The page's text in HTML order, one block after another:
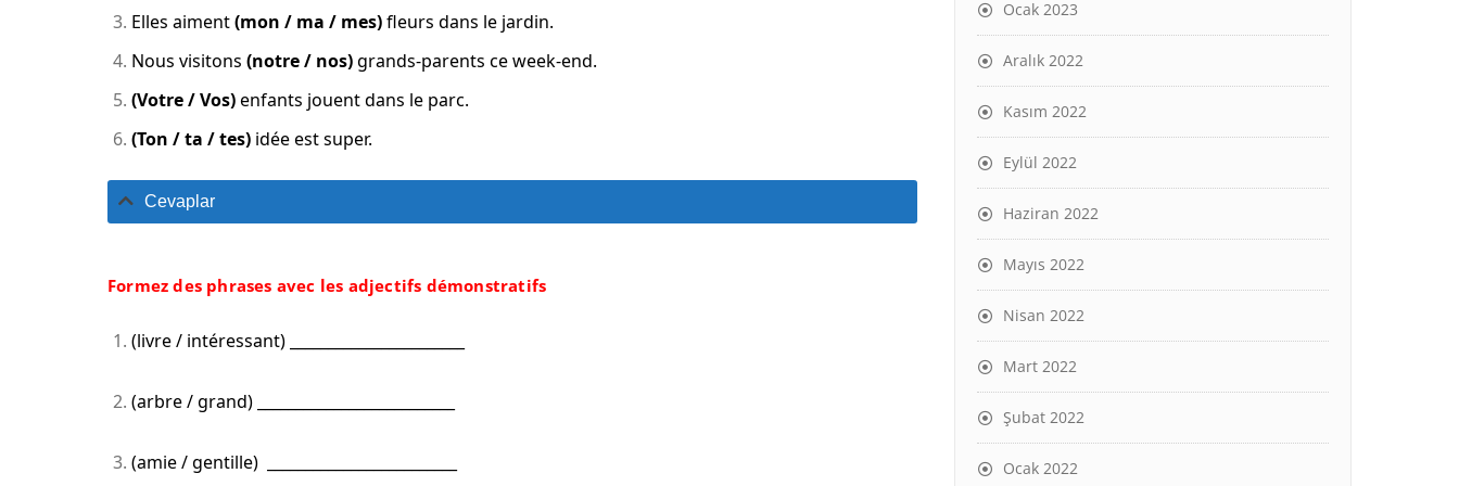
Elles aiment(mon / ma / mes)fleurs dans le jardin.
Nous visitons (notre / nos)grands-parents ce week-end.
(Votre / Vos)enfants jouent dans le parc.
(Ton / ta / tes) idée est super.
Cevaplar
Formez des phrases avec les adjectifs démonstratifs
(livre / intéressant) _______________________
(arbre / grand) __________________________
(amie / gentille) _________________________
Ocak 2023
Aralık 2022
Kasım 2022
Eylül 2022
Haziran 2022
Mayıs 2022
Nisan 2022
Mart 2022
Şubat 2022
Ocak 2022